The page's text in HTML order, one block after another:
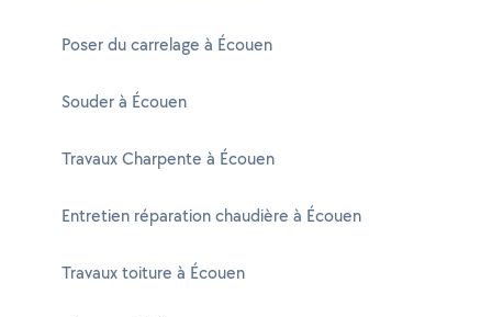
Poser du carrelage à Écouen
Souder à Écouen
Travaux Charpente à Écouen
Entretien réparation chaudière à Écouen
Travaux toiture à Écouen